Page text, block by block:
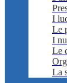
I
Le
I
Le
La